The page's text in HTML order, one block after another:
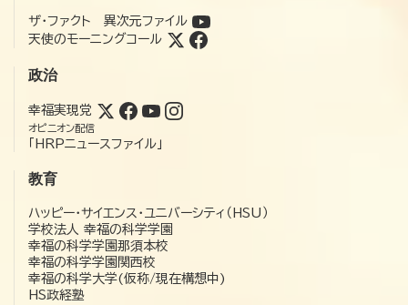
ザ・ファクト 異次元ファイル
天使のモーニングコール
政治
幸福実現党
オピニオン配信
「HRPニュースファイル」
教育
ハッピー・サイエンス・ユニバーシティ（HSU）
学校法人 幸福の科学学園
幸福の科学学園那須本校
幸福の科学学園関西校
幸福の科学大学(仮称/現在構想中)
HS政経塾